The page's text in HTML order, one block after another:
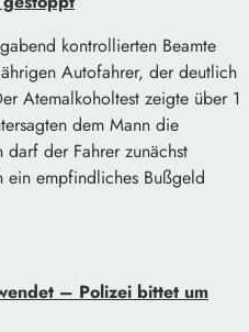
kontrollierten Beamte
Autofahrer, der deutlich
Atemalkoholtest zeigte über 1
dem Mann die
der Fahrer zunächst
ein empfindliches Bußgeld
– Polizei bittet um